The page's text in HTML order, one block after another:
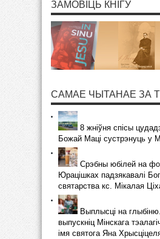
ЗАМОВІЦЬ КНІГУ
САМАЕ ЧЫТАНАЕ ЗА
8 жніўня спісы
Божай Маці сустрэнуць у
Срэбны юбілей на
Юрацішках падзякавалі
святарства кс. Мікалая
Выплысці на глыбіню.
выпускніц Мінскага
імя святога Яна